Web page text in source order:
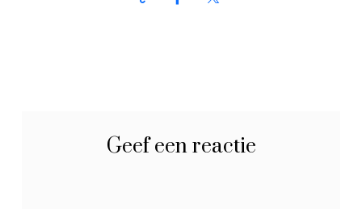
Geef een reactie